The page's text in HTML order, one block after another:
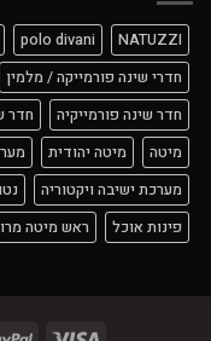
NATUZZI
polo divani
חדרי שינה פורמייקה / מלמין
חדר שינה פורמייקיה
חדר
מיטה
מיטה יהודית
מערכת ישיבה ויקטוריה
פינות אוכל
ראש מיטה